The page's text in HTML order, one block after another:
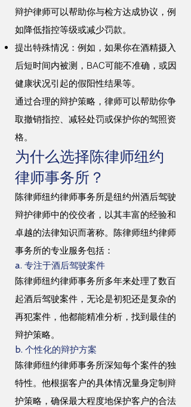
辩护律师可以帮助你与检方达成协议，例
如降低指控等级或减少罚款。
提出特殊情况：例如，如果你在酒精摄入
后短时间内被测，BAC可能不准确，或因
健康状况引起的假阳性结果等。
通过合理的辩护策略，律师可以帮助你争
取撤销指控、减轻处罚或保护你的驾照资
格。
为什么选择陈律师纽约
律师事务所？
陈律师纽约律师事务所是纽约州酒后驾驶
辩护律师中的佼佼者，以其丰富的经验和
卓越的法律知识而著称。陈律师纽约律师
事务所的专业服务包括：
a. 专注于酒后驾驶案件
陈律师纽约律师事务所多年来处理了数百
起酒后驾驶案件，无论是初犯还是复杂的
再犯案件，他都能精准分析，找到最佳的
辩护策略。
b. 个性化的辩护方案
陈律师纽约律师事务所深知每个案件的独
特性。他根据客户的具体情况量身定制辩
护策略，确保最大程度地保护客户的合法